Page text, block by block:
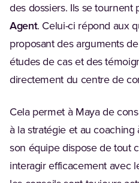
des dossiers. Ils se tournent
Agent. Celui-ci répond aux
proposant des arguments
études de cas et des
directement du centre de
Cela permet à Maya de
à la stratégie et au
son équipe dispose de tout
interagir efficacement avec